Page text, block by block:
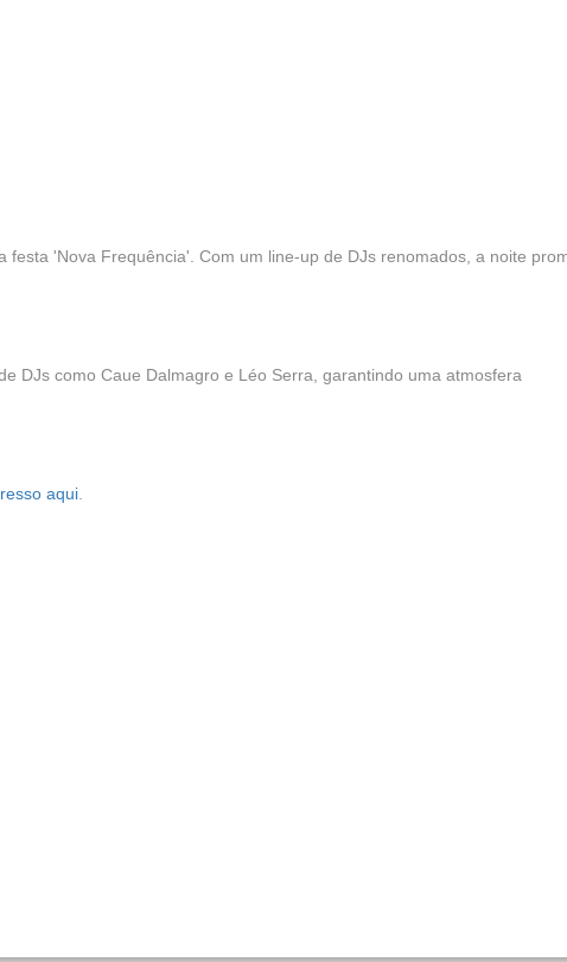
festa 'Nova Frequência'. Com um line-up de DJs renomados, a noite
DJs como Caue Dalmagro e Léo Serra, garantindo uma atmosfera
aqui